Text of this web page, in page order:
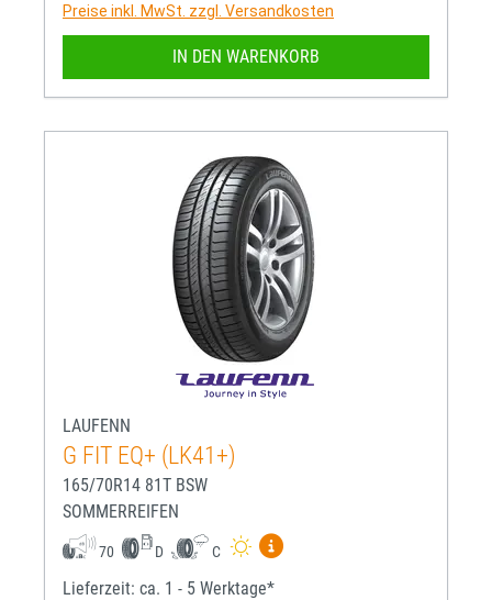
Preise inkl. MwSt. zzgl. Versandkosten
IN DEN WARENKORB
LAUFENN
G FIT EQ+ (LK41+)
165/70R14 81T BSW
SOMMERREIFEN
70 D C
Mehr Informationen zum
Lieferzeit: ca. 1 - 5 Werktage*